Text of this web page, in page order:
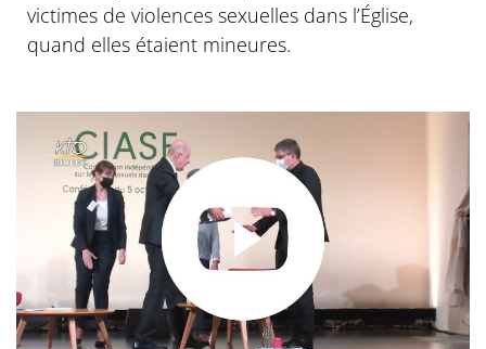
victimes de violences sexuelles dans l’Église,
quand elles étaient mineures.